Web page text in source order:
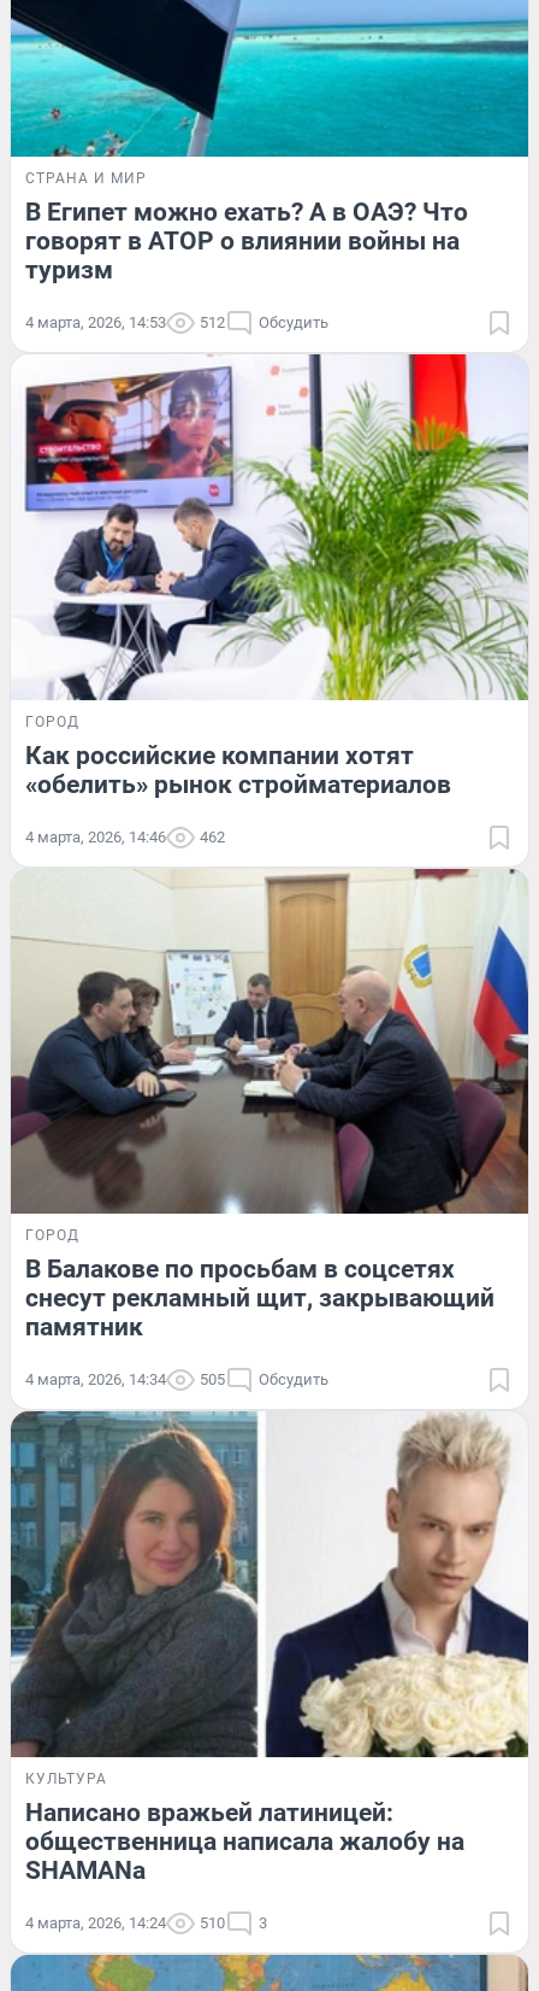
СТРАНА И МИР
В Египет можно ехать? А в ОАЭ? Что
говорят в АТОР о влиянии войны на
туризм
4 марта, 2026, 14:53 512 Обсудить
ГОРОД
Как российские компании хотят
«обелить» рынок стройматериалов
4 марта, 2026, 14:46 462
ГОРОД
В Балакове по просьбам в соцсетях
снесут рекламный щит, закрывающий
памятник
4 марта, 2026, 14:34 505 Обсудить
КУЛЬТУРА
Написано вражьей латиницей:
общественница написала жалобу на
SHAMANа
4 марта, 2026, 14:24 510 3